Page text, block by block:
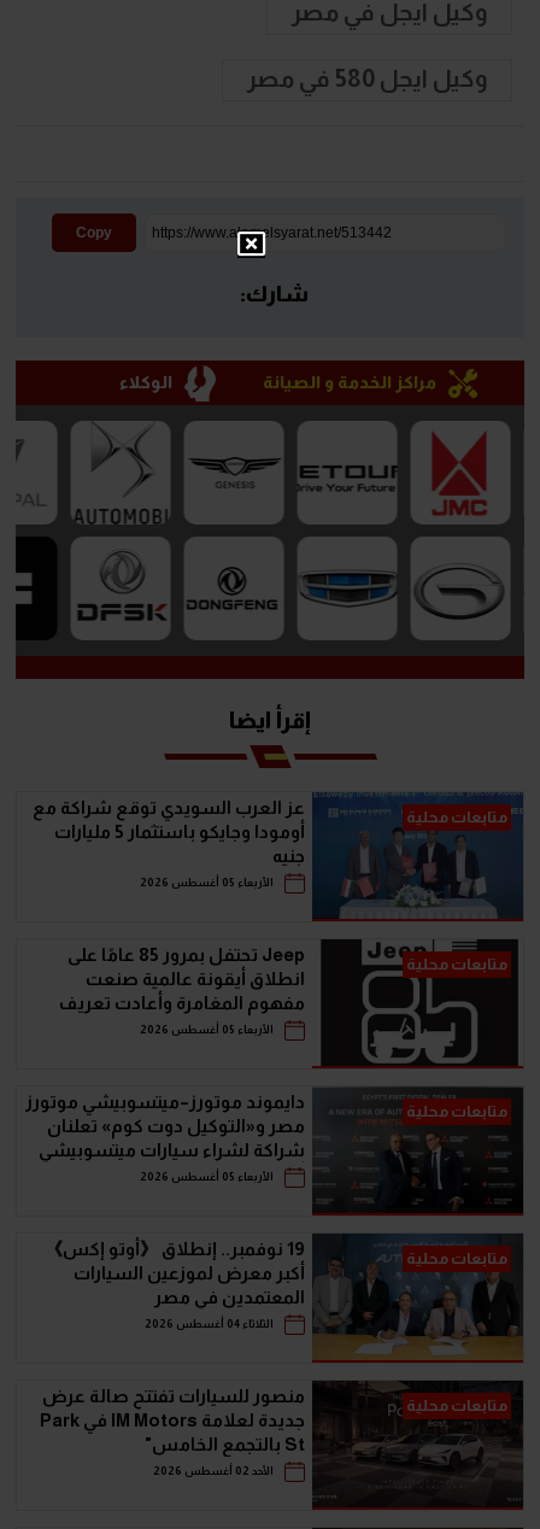
وكيل ايجل في مصر
وكيل ايجل 580 في مصر
Copy
شارك:
مراكز الخدمة و الصيانة الوكلاء
إقرأ ايضا
متابعات محلية
عز العرب السويدي توقع شراكة مع
أومودا وجايكو باستثمار 5 مليارات
جنيه
الأربعاء 05 أغسطس 2026
متابعات محلية
Jeep تحتفل بمرور 85 عامًا على
انطلاق أيقونة عالمية صنعت
مفهوم المغامرة وأعادت تعريف
سيارات الـ SUV
الأربعاء 05 أغسطس 2026
متابعات محلية
دايموند موتورز–ميتسوبيشي موتورز
مصر و«التوكيل دوت كوم» تعلنان
شراكة لشراء سيارات ميتسوبيشي
أونلاين
الأربعاء 05 أغسطس 2026
متابعات محلية
19 نوفمبر.. إنطلاق 《أوتو إكس》
أكبر معرض لموزعين السيارات
المعتمدين في مصر
الثلاثاء 04 أغسطس 2026
متابعات محلية
منصور للسيارات تفتتح صالة عرض
جديدة لعلامة IM Motors في Park
St بالتجمع الخامس"
الأحد 02 أغسطس 2026